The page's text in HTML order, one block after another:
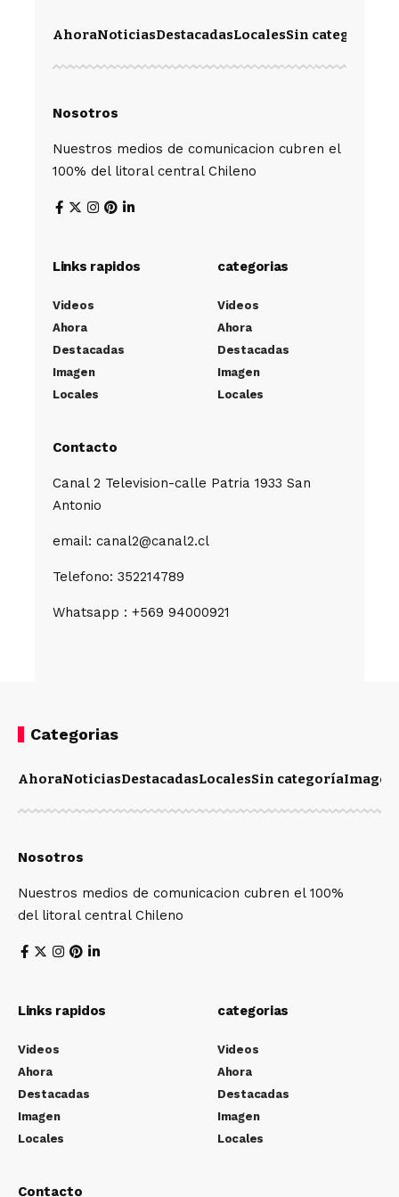
AhoraNoticiasDestacadasLocalesSin categoría
Nosotros
Nuestros medios de comunicacion cubren el
100% del litoral central Chileno
Links rapidos
Videos
Ahora
Destacadas
Imagen
Locales
categorias
Videos
Ahora
Destacadas
Imagen
Locales
Contacto
Canal 2 Television-calle Patria 1933 San
Antonio
email: canal2@canal2.cl
Telefono: 352214789
Whatsapp : +569 94000921
Categorias
AhoraNoticiasDestacadasLocalesSin categoríaImagen
Nosotros
Nuestros medios de comunicacion cubren el 100%
del litoral central Chileno
Links rapidos
Videos
Ahora
Destacadas
Imagen
Locales
categorias
Videos
Ahora
Destacadas
Imagen
Locales
Contacto